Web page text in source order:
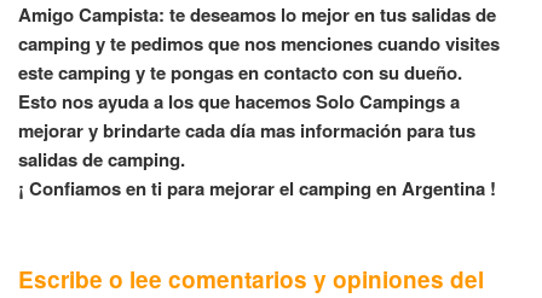
Amigo Campista: te deseamos lo mejor en tus salidas de
camping y te pedimos que nos menciones cuando visites
este camping y te pongas en contacto con su dueño.
Esto nos ayuda a los que hacemos Solo Campings a
mejorar y brindarte cada día mas información para tus
salidas de camping.
¡ Confiamos en ti para mejorar el camping en Argentina !
Escribe o lee comentarios y opiniones del